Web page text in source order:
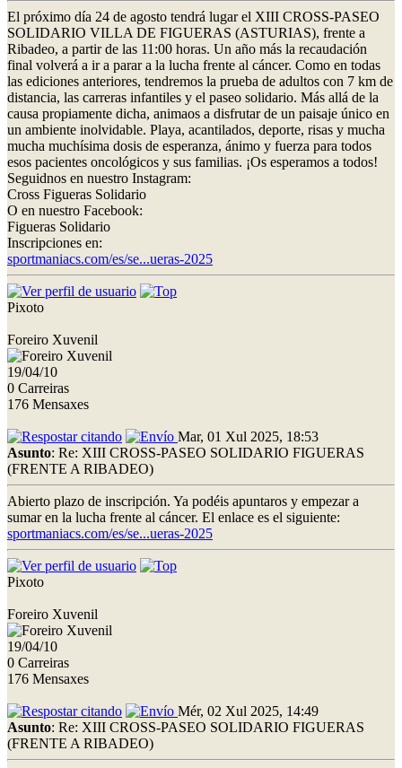
El próximo día 24 de agosto tendrá lugar el XIII CROSS-PASEO
SOLIDARIO VILLA DE FIGUERAS (ASTURIAS), frente a
Ribadeo, a partir de las 11:00 horas. Un año más la recaudación
final volverá a ir a parar a la lucha frente al cáncer. Como en todas
las ediciones anteriores, tendremos la prueba de adultos con 7 km de
distancia, las carreras infantiles y el paseo solidario. Más allá de la
causa propiamente dicha, animaos a disfrutar de un paisaje único en
un ambiente inolvidable. Playa, acantilados, deporte, risas y mucha
mucha muchísima dosis de esperanza, ánimo y fuerza para todos
esos pacientes oncológicos y sus familias. ¡Os esperamos a todos!
Seguidnos en nuestro Instagram:
Cross Figueras Solidario
O en nuestro Facebook:
Figueras Solidario
Inscripciones en:
sportmaniacs.com/es/se...ueras-2025
Pixoto
Foreiro Xuvenil
19/04/10
0 Carreiras
176 Mensaxes
Mar, 01 Xul 2025, 18:53
Asunto: Re: XIII CROSS-PASEO SOLIDARIO FIGUERAS
(FRENTE A RIBADEO)
Abierto plazo de inscripción. Ya podéis apuntaros y empezar a
sumar en la lucha frente al cáncer. El enlace es el siguiente:
sportmaniacs.com/es/se...ueras-2025
Pixoto
Foreiro Xuvenil
19/04/10
0 Carreiras
176 Mensaxes
Mér, 02 Xul 2025, 14:49
Asunto: Re: XIII CROSS-PASEO SOLIDARIO FIGUERAS
(FRENTE A RIBADEO)